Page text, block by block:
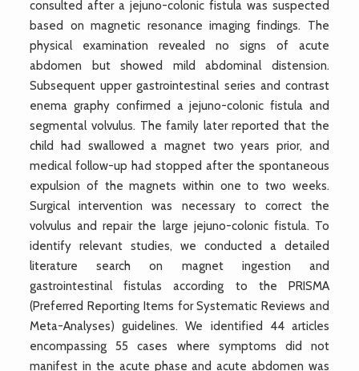
consulted after a jejuno-colonic fistula was suspected
based on magnetic resonance imaging findings. The
physical examination revealed no signs of acute
abdomen but showed mild abdominal distension.
Subsequent upper gastrointestinal series and contrast
enema graphy confirmed a jejuno-colonic fistula and
segmental volvulus. The family later reported that the
child had swallowed a magnet two years prior, and
medical follow-up had stopped after the spontaneous
expulsion of the magnets within one to two weeks.
Surgical intervention was necessary to correct the
volvulus and repair the large jejuno-colonic fistula. To
identify relevant studies, we conducted a detailed
literature search on magnet ingestion and
gastrointestinal fistulas according to the PRISMA
(Preferred Reporting Items for Systematic Reviews and
Meta-Analyses) guidelines. We identified 44 articles
encompassing 55 cases where symptoms did not
manifest in the acute phase and acute abdomen was